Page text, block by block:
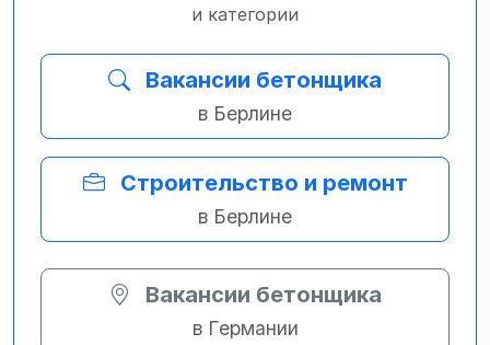
и категории
Вакансии бетонщика
в Берлине
Строительство и ремонт
в Берлине
Вакансии бетонщика
в Германии